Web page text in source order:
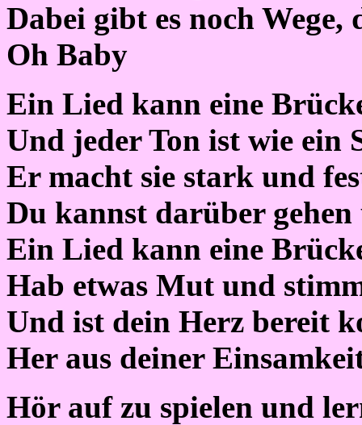
Dabei gibt es noch
Oh Baby
Ein Lied kann eine
Und jeder Ton ist wie ein
Er macht sie stark und
Du kannst darüber gehen
Ein Lied kann eine
Hab etwas Mut und
Und ist dein Herz bereit
Her aus deiner
Hör auf zu spielen und